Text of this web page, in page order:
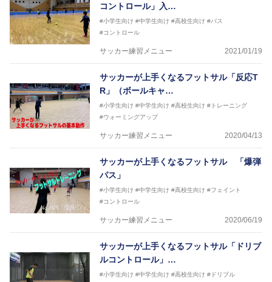
コントロール」入…
#小学生向け #中学生向け #高校生向け #パス
#コントロール
サッカー練習メニュー 2021/01/19
サッカーが上手くなるフットサル「反応T
R」（ボールキャ…
#小学生向け #中学生向け #高校生向け #トレーニング
#ウォーミングアップ
サッカー練習メニュー 2020/04/13
サッカーが上手くなるフットサル 「爆弾
パス」
#小学生向け #中学生向け #高校生向け #フェイント
#コントロール
サッカー練習メニュー 2020/06/19
サッカーが上手くなるフットサル「ドリブ
ルコントロール」…
#小学生向け #中学生向け #高校生向け #ドリブル